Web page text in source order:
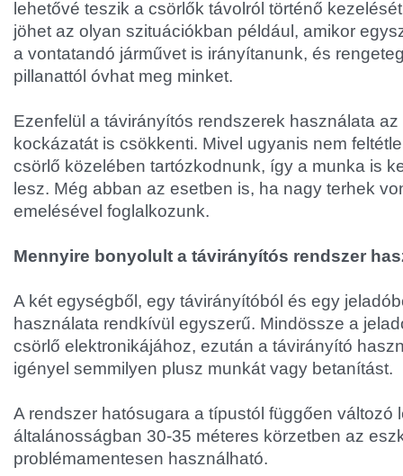
lehetővé teszik a csörlők távolról történő
jöhet az olyan szituációkban például, amikor
a vontatandó járművet is irányítanunk, és
pillanattól óvhat meg minket.
Ezenfelül a távirányítós rendszerek használata
kockázatát is csökkenti. Mivel ugyanis nem
csörlő közelében tartózkodnunk, így a munka is
lesz. Még abban az esetben is, ha nagy terhek
emelésével foglalkozunk.
Mennyire bonyolult a távirányítós rendszer
A két egységből, egy távirányítóból és egy
használata rendkívül egyszerű. Mindössze a
csörlő elektronikájához, ezután a távirányító
igényel semmilyen plusz munkát vagy betanítást.
A rendszer hatósugara a típustól függően változó
általánosságban 30-35 méteres körzetben az
problémamentesen használható.